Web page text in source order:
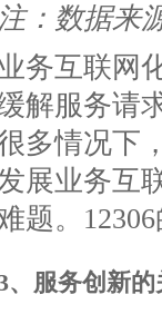
注：数据来
务互联网
解服务请
多情况下
展业务互
题。
、服务创新